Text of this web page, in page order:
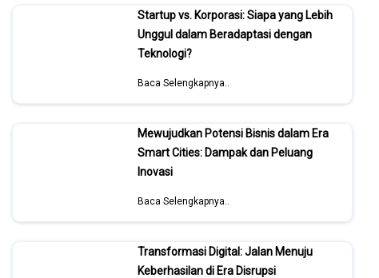
Startup vs. Korporasi: Siapa yang Lebih
Unggul dalam Beradaptasi dengan
Teknologi?
Baca Selengkapnya..
Mewujudkan Potensi Bisnis dalam Era
Smart Cities: Dampak dan Peluang
Inovasi
Baca Selengkapnya..
Transformasi Digital: Jalan Menuju
Keberhasilan di Era Disrupsi